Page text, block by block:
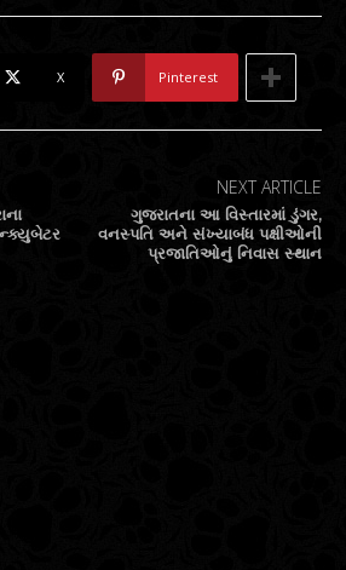
X Pinterest
NEXT ARTICLE
ગુજરાતના આ વિસ્તારમાં ડુંગર,
વનસ્પતિ અને સંખ્યાબંધ પક્ષીઓની
પ્રજાતિઓનું નિવાસ સ્થાન